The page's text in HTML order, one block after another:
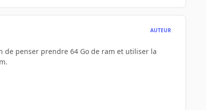
AUTEUR
penser prendre 64 Go de ram et utiliser la